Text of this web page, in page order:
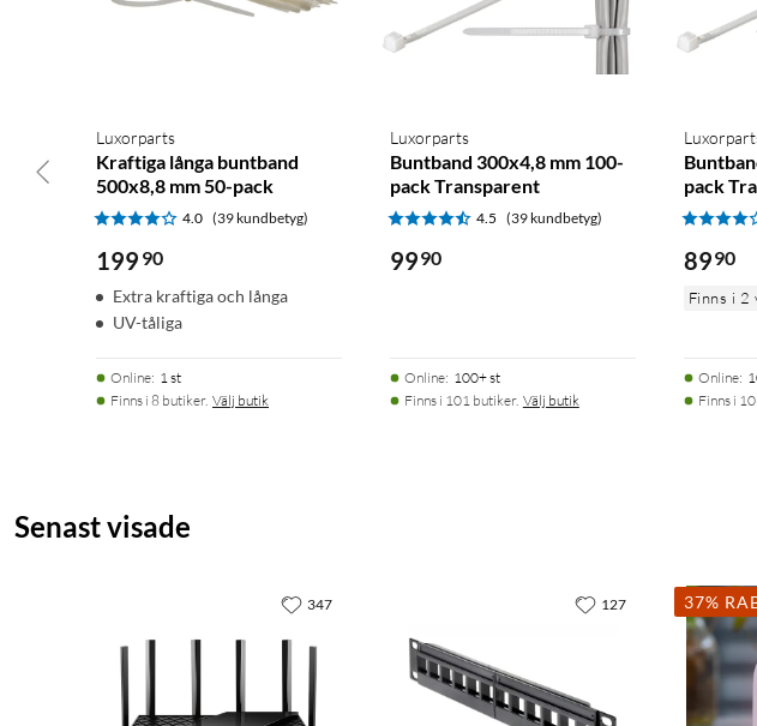
Luxorparts
Kraftiga långa buntband
500x8,8 mm 50-pack
4.0 (39 kundbetyg)
199 90
Extra kraftiga och långa
UV-tåliga
Online: 1 st
Finns i 8 butiker. Välj butik
Luxorparts
Buntband 300x4,8 mm 100-
pack Transparent
4.5 (39 kundbetyg)
9990
Online: 100+ st
Finns i 101 butiker. Välj butik
pack
8990
Finns i 2
Online:
Finns i
Senast visade
347 127 37%